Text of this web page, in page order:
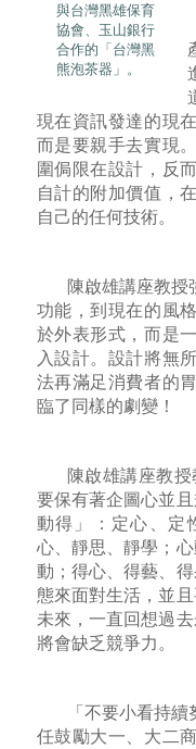
與台灣黑雄保育
協會、玉山銀行
合作的「台灣黑
熊泡茶器」。
現在資訊發達的現
而是要親手去實現
圍侷限在設計，反
自計的附加價值，
自己的任何技術。
陳啟雄講座教授
功能，到現在的風
於外表形式，而是
入設計。設計將無
法再滿足消費者的
臨了同樣的劇變！
陳啟雄講座教
要保有著企圖心並
動得」：定心、定
心、靜思、靜學；
動；得心、得藝、
態來面對生活，並
未來，一直回想過
將會缺乏競爭力。
「不要小看持
任鼓勵大一、大二